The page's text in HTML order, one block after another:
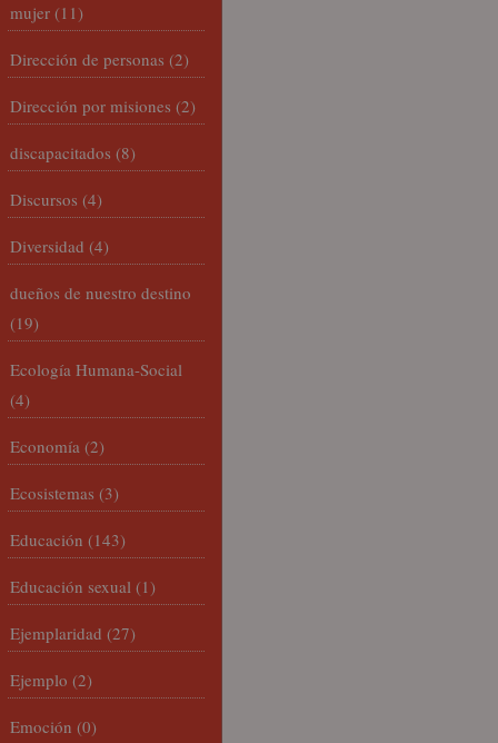
mujer (11)
Dirección de personas (2)
Dirección por misiones (2)
discapacitados (8)
Discursos (4)
Diversidad (4)
dueños de nuestro destino
(19)
Ecología Humana-Social
(4)
Economía (2)
Ecosistemas (3)
Educación (143)
Educación sexual (1)
Ejemplaridad (27)
Ejemplo (2)
Emoción (0)